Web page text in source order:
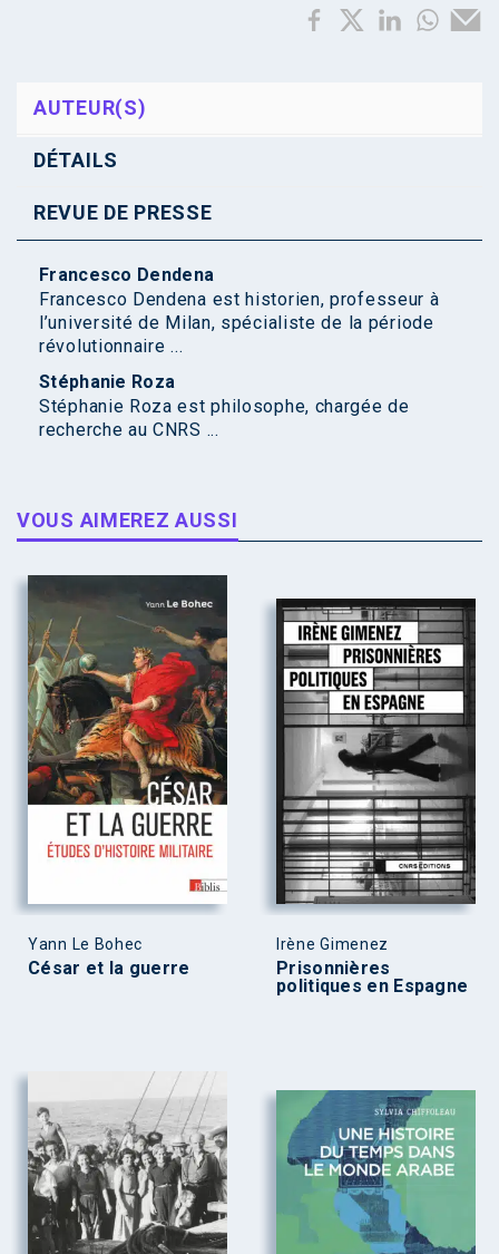
AUTEUR(S)
DÉTAILS
REVUE DE PRESSE
Francesco Dendena
Francesco Dendena est historien, professeur à
l’université de Milan, spécialiste de la période
révolutionnaire ...
Stéphanie Roza
Stéphanie Roza est philosophe, chargée de
recherche au CNRS ...
VOUS AIMEREZ AUSSI
Yann Le Bohec
César et la guerre
Irène Gimenez
Prisonnières
politiques en Espagne